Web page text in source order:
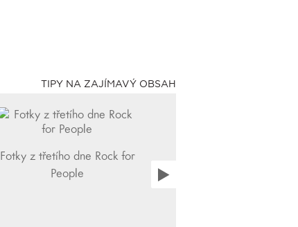
TIPY NA ZAJÍMAVÝ OBSAH
Fotky z třetího dne Rock for
People